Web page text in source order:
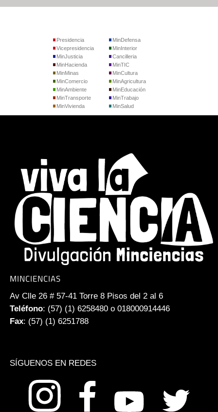
Presidencia
Vicepresidencia
MinJusticia
MinDefensa
MinInterior
Cancilleria
MinHacienda
MinMinas
MinComercio
MinTIC
MinCultura
MinAgricultura
MinAmbiente
MinTransporte
MinVivienda
MinEducación
MinTrabajo
MinSalud
MINCIENCIAS
Av Clle 26 # 57-41 Torre 8 Pisos del 2 al 6
Teléfono: (57) (1) 6258480 o 018000914446
Fax: (57) (1) 6251788
SÍGUENOS EN REDES